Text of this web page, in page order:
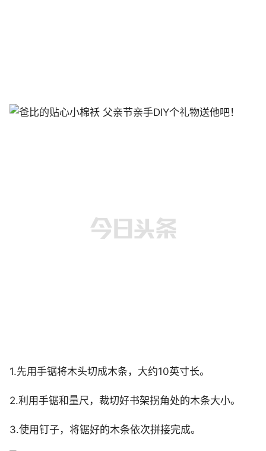
1.先用手锯将木头切成木条，大约10英寸长。
2.利用手锯和量尺，裁切好书架拐角处的木条大小。
3.使用钉子，将锯好的木条依次拼接完成。